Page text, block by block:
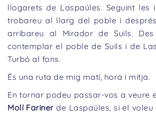
llogarets de Laspaúles. Seguint les
trobareu al llarg del poble i
arribareu al Mirador de Suils.
contemplar el poble de Suils i de
Turbó al fons.
És una ruta de mig matí, hora i mitja.
En tornar podeu passar-vos a veure
Molí Farinerde Laspaúles, si el voleu